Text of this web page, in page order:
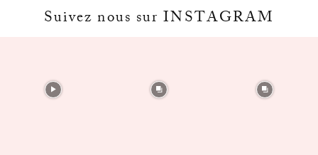
Suivez nous sur INSTAGRAM